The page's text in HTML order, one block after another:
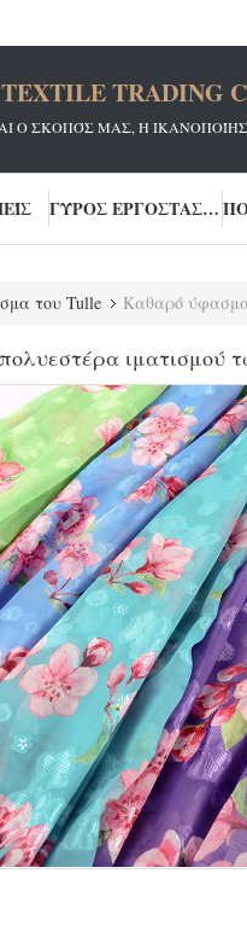
TRADING
Ο ΣΚΟΠΌΣ ΜΑΣ, Η
ΓΎΡΟΣ ΕΡΓΟΣΤΑΣΊΩΝ
του Tulle Καθαρό ύφασμα
ιματισμού